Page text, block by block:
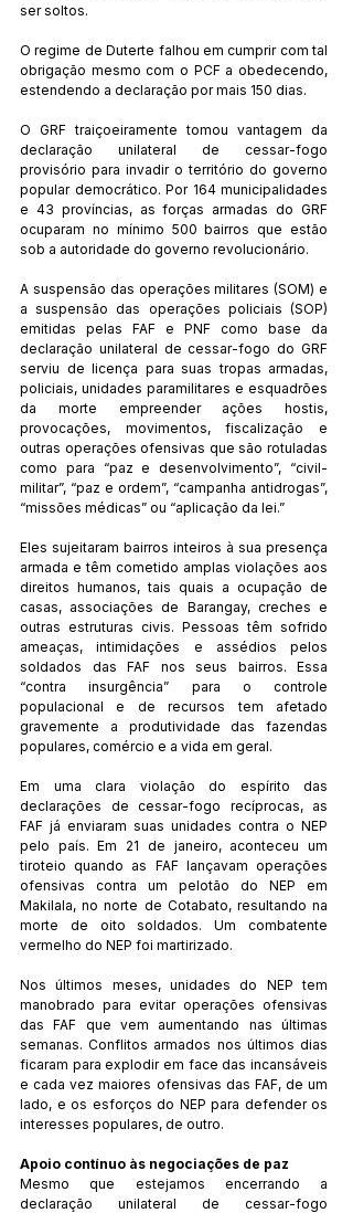
ser soltos.
O regime de Duterte falhou em cumprir com tal
obrigação mesmo com o PCF a obedecendo,
estendendo a declaração por mais 150 dias.
O GRF traiçoeiramente tomou vantagem da
declaração unilateral de cessar-fogo
provisório para invadir o território do governo
popular democrático. Por 164 municipalidades
e 43 províncias, as forças armadas do GRF
ocuparam no mínimo 500 bairros que estão
sob a autoridade do governo revolucionário.
A suspensão das operações militares (SOM) e
a suspensão das operações policiais (SOP)
emitidas pelas FAF e PNF como base da
declaração unilateral de cessar-fogo do GRF
serviu de licença para suas tropas armadas,
policiais, unidades paramilitares e esquadrões
da morte empreender ações hostis,
provocações, movimentos, fiscalização e
outras operações ofensivas que são rotuladas
como para “paz e desenvolvimento”, “civil-
militar”, “paz e ordem”, “campanha antidrogas”,
“missões médicas” ou “aplicação da lei.”
Eles sujeitaram bairros inteiros à sua presença
armada e têm cometido amplas violações aos
direitos humanos, tais quais a ocupação de
casas, associações de Barangay, creches e
outras estruturas civis. Pessoas têm sofrido
ameaças, intimidações e assédios pelos
soldados das FAF nos seus bairros. Essa
“contra insurgência” para o controle
populacional e de recursos tem afetado
gravemente a produtividade das fazendas
populares, comércio e a vida em geral.
Em uma clara violação do espírito das
declarações de cessar-fogo recíprocas, as
FAF já enviaram suas unidades contra o NEP
pelo país. Em 21 de janeiro, aconteceu um
tiroteio quando as FAF lançavam operações
ofensivas contra um pelotão do NEP em
Makilala, no norte de Cotabato, resultando na
morte de oito soldados. Um combatente
vermelho do NEP foi martirizado.
Nos últimos meses, unidades do NEP tem
manobrado para evitar operações ofensivas
das FAF que vem aumentando nas últimas
semanas. Conflitos armados nos últimos dias
ficaram para explodir em face das incansáveis
e cada vez maiores ofensivas das FAF, de um
lado, e os esforços do NEP para defender os
interesses populares, de outro.
Apoio contínuo às negociações de paz
Mesmo que estejamos encerrando a
declaração unilateral de cessar-fogo